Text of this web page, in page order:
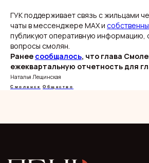
ГУК поддерживает связь с жильцами
чаты в мессенджере MAX и
публикуют оперативную информацию,
вопросы смолян.
Ранее сообщалось, что глава
ежеквартальную отчетность для
Наталья Лещинская
Смоленск Общество
Видеоблог
О нас
Эксклюзивы
Спецпроекты